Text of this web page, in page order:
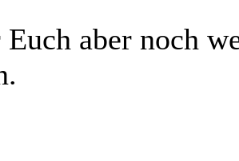
aber noch